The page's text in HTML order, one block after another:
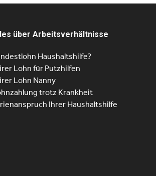
über Arbeitsverhältnisse
Haushaltshilfe?
Lohn für Putzhilfen
Lohn Nanny
trotz Krankheit
Ihrer Haushaltshilfe